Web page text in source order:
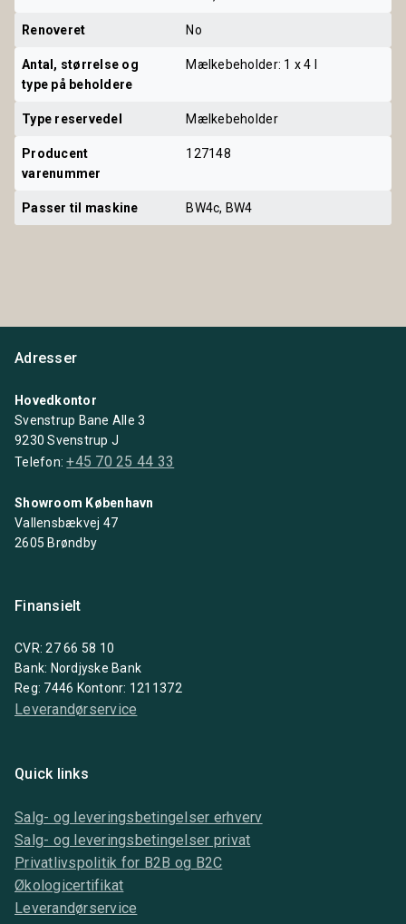
Renoveret No
Antal, størrelse og
type på beholdere
Mælkebeholder: 1 x 4 l
Type reservedel Mælkebeholder
Producent
varenummer
127148
Passer til maskine BW4c, BW4
Adresser
Hovedkontor
Svenstrup Bane Alle 3
9230 Svenstrup J
Telefon:+45 70 25 44 33
Showroom København
Vallensbækvej 47
2605 Brøndby
Finansielt
CVR: 27 66 58 10
Bank: Nordjyske Bank
Reg: 7446 Kontonr: 1211372
Leverandørservice
Quick links
Salg- og leveringsbetingelser erhverv
Salg- og leveringsbetingelser privat
Privatlivspolitik for B2B og B2C
Økologicertifikat
Leverandørservice